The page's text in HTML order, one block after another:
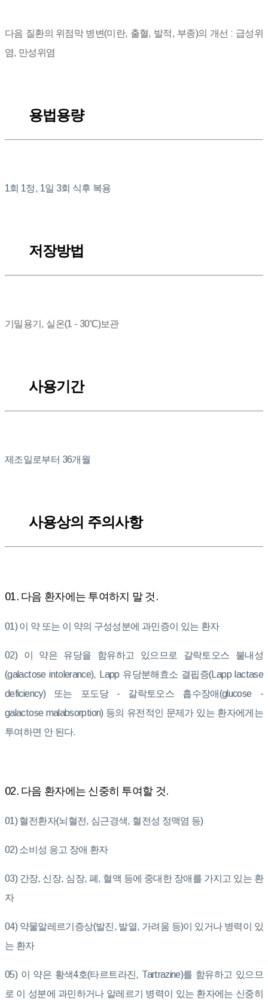
다음 질환의 위점막 병변(미란, 출혈, 발적, 부종)의 개선 : 급성위
염, 만성위염
용법용량
1회 1정, 1일 3회 식후 복용
저장방법
기밀용기, 실온(1 - 30℃)보관
사용기간
제조일로부터 36개월
사용상의 주의사항
01. 다음 환자에는 투여하지 말 것.
01) 이 약 또는 이 약의 구성성분에 과민증이 있는 환자
02) 이 약은 유당을 함유하고 있으므로 갈락토오스 불내성
(galactose intolerance), Lapp 유당분해효소 결핍증(Lapp lactase
deficiency) 또는 포도당 - 갈락토오스 흡수장애(glucose -
galactose malabsorption) 등의 유전적인 문제가 있는 환자에게는
투여하면 안 된다.
02. 다음 환자에는 신중히 투여할 것.
01) 혈전환자(뇌혈전, 심근경색, 혈전성 정맥염 등)
02) 소비성 응고 장애 환자
03) 간장, 신장, 심장, 폐, 혈액 등에 중대한 장애를 가지고 있는 환
자
04) 약물알레르기증상(발진, 발열, 가려움 등)이 있거나 병력이 있
는 환자
05) 이 약은 황색4호(타르트라진, Tartrazine)를 함유하고 있으므
로 이 성분에 과민하거나 알레르기 병력이 있는 환자에는 신중히